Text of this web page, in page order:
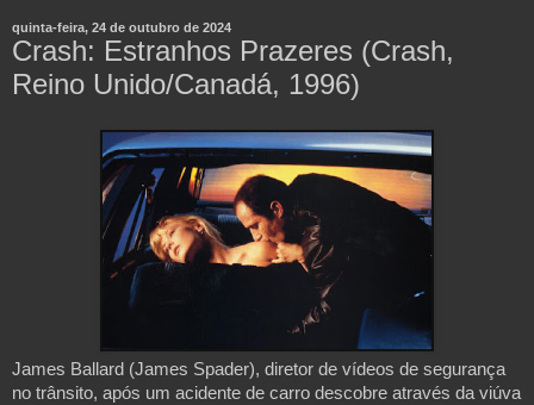
quinta-feira, 24 de outubro de 2024
Crash: Estranhos Prazeres (Crash,
Reino Unido/Canadá, 1996)
James Ballard (James Spader), diretor de vídeos de segurança
no trânsito, após um acidente de carro descobre através da viúva